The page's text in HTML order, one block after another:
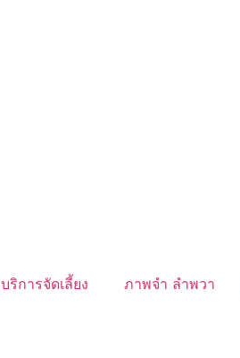
บริการจัดเลี้ยง ภาพจำ ลำพวา